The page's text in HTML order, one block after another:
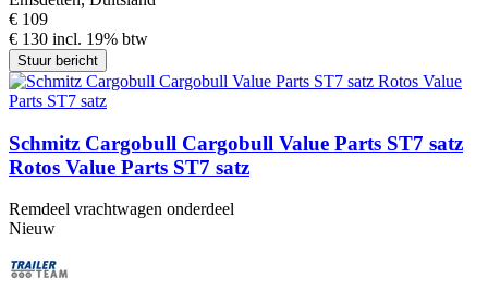
€ 109
€ 130 incl. 19% btw
Stuur bericht
Schmitz Cargobull Cargobull Value Parts ST7 satz
Rotos Value Parts ST7 satz
Remdeel vrachtwagen onderdeel
Nieuw